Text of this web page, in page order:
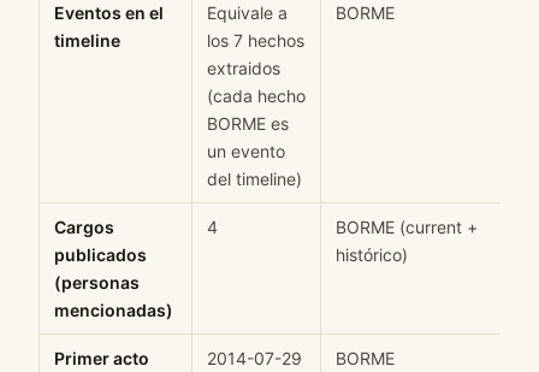
Eventos en el
timeline
Equivale a
los 7 hechos
extraidos
(cada hecho
BORME es
un evento
del timeline)
BORME
Cargos
publicados
(personas
mencionadas)
4
BORME (current +
histórico)
Primer acto
2014-07-29 BORME